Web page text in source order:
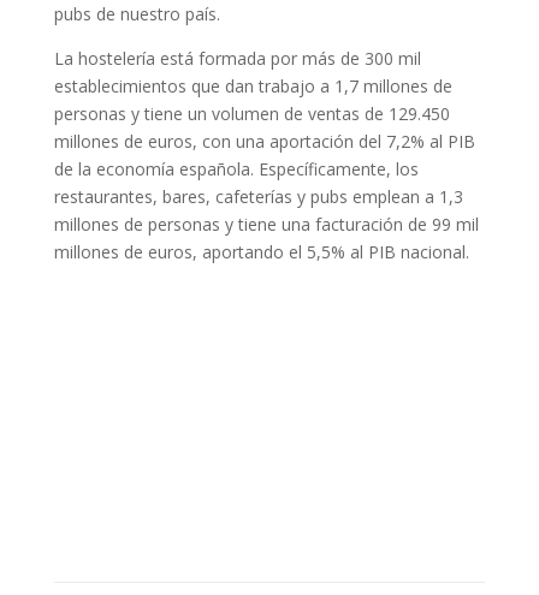
pubs de nuestro país.
La hostelería está formada por más de 300 mil
establecimientos que dan trabajo a 1,7 millones de
personas y tiene un volumen de ventas de 129.450
millones de euros, con una aportación del 7,2% al PIB
de la economía española. Específicamente, los
restaurantes, bares, cafeterías y pubs emplean a 1,3
millones de personas y tiene una facturación de 99 mil
millones de euros, aportando el 5,5% al PIB nacional.